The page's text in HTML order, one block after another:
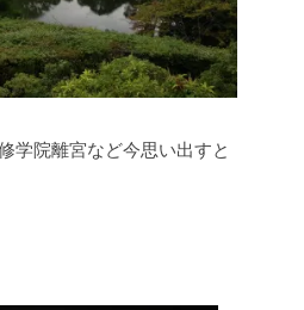
学院離宮など今思い出すと